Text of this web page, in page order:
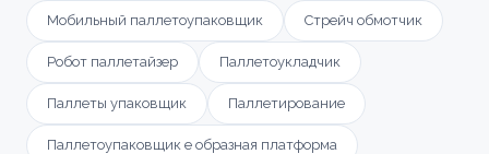
Мобильный паллетоупаковщик Стрейч обмотчик
Робот паллетайзер Паллетоукладчик
Паллеты упаковщик Паллетирование
Паллетоупаковщик е образная платформа